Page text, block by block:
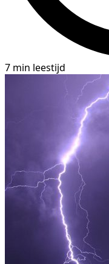
7 min leestijd